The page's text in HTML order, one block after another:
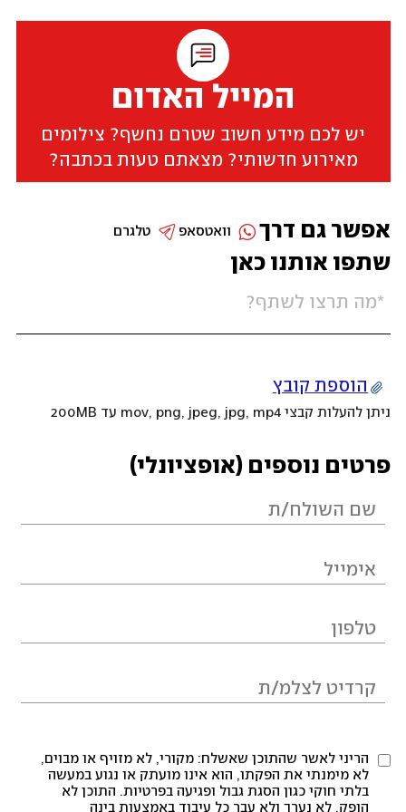
המייל האדום
יש לכם מידע חשוב שטרם נחשף? צילומים
מאירוע חדשותי? מצאתם טעות בכתבה?
שתפו אותנו כאן
הוספת קובץ
ניתן להעלות קבצי mov, png, jpeg, jpg, mp4 עד 200MB
פרטים נוספים (אופציונלי)
הריני לאשר שהתוכן שאשלח: מקורי, לא מזויף או מבוים,
לא מימנתי את הפקתו, הוא אינו מועתק או נגוע במעשה
בלתי חוקי כגון הסגת גבול ופגיעה בפרטיות. התוכן לא
הופק, לא נערך ולא עבר כל עיבוד באמצעות בינה
אפשר גם דרך טלגרם וואטסאפ